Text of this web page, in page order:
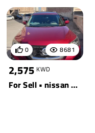
8681
0
2,575 KWD
For Sell • nissan • red